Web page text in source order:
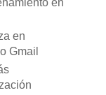
en
en
Gmail